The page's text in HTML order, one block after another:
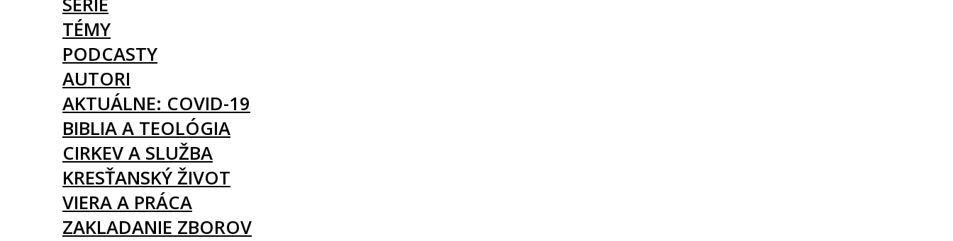
TÉMY
PODCASTY
AUTORI
AKTUÁLNE: COVID-19
BIBLIA A TEOLÓGIA
CIRKEV A SLUŽBA
KRESŤANSKÝ ŽIVOT
VIERA A PRÁCA
ZAKLADANIE ZBOROV